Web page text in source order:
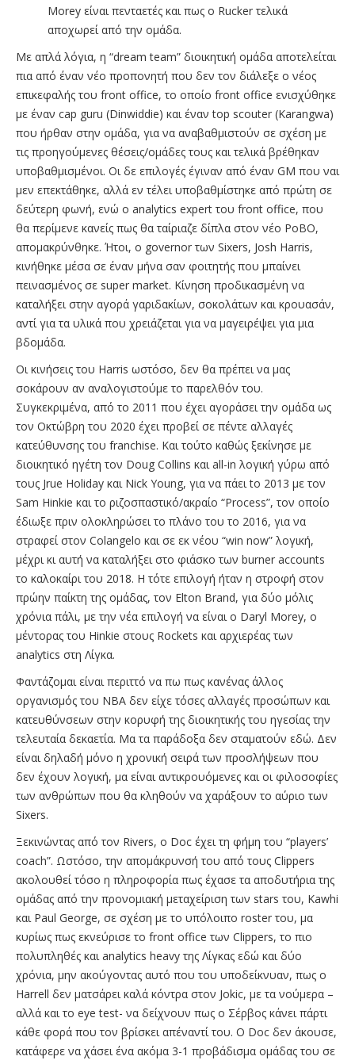
Morey είναι πενταετές και πως ο Rucker τελικά
αποχωρεί από την ομάδα.
Με απλά λόγια, η “dream team” διοικητική ομάδα αποτελείται
πια από έναν νέο προπονητή που δεν τον διάλεξε ο νέος
επικεφαλής του front office, το οποίο front office ενισχύθηκε
με έναν cap guru (Dinwiddie) και έναν top scouter (Karangwa)
που ήρθαν στην ομάδα, για να αναβαθμιστούν σε σχέση με
τις προηγούμενες θέσεις/ομάδες τους και τελικά βρέθηκαν
υποβαθμισμένοι. Οι δε επιλογές έγιναν από έναν GM που ναι
μεν επεκτάθηκε, αλλά εν τέλει υποβαθμίστηκε από πρώτη σε
δεύτερη φωνή, ενώ ο analytics expert του front office, που
θα περίμενε κανείς πως θα ταίριαζε δίπλα στον νέο PoBO,
απομακρύνθηκε. Ήτοι, ο governor των Sixers, Josh Harris,
κινήθηκε μέσα σε έναν μήνα σαν φοιτητής που μπαίνει
πεινασμένος σε super market. Κίνηση προδικασμένη να
καταλήξει στην αγορά γαριδακίων, σοκολάτων και κρουασάν,
αντί για τα υλικά που χρειάζεται για να μαγειρέψει για μια
βδομάδα.
Οι κινήσεις του Harris ωστόσο, δεν θα πρέπει να μας
σοκάρουν αν αναλογιστούμε το παρελθόν του.
Συγκεκριμένα, από το 2011 που έχει αγοράσει την ομάδα ως
τον Οκτώβρη του 2020 έχει προβεί σε πέντε αλλαγές
κατεύθυνσης του franchise. Και τούτο καθώς ξεκίνησε με
διοικητικό ηγέτη τον Doug Collins και all-in λογική γύρω από
τους Jrue Holiday και Nick Young, για να πάει to 2013 με τον
Sam Hinkie και το ριζοσπαστικό/ακραίο “Process”, τον οποίο
έδιωξε πριν ολοκληρώσει το πλάνο του το 2016, για να
στραφεί στον Colangelo και σε εκ νέου “win now” λογική,
μέχρι κι αυτή να καταλήξει στο φιάσκο των burner accounts
το καλοκαίρι του 2018. H τότε επιλογή ήταν η στροφή στον
πρώην παίκτη της ομάδας, τον Elton Brand, για δύο μόλις
χρόνια πάλι, με την νέα επιλογή να είναι ο Daryl Morey, ο
μέντορας του Hinkie στους Rockets και αρχιερέας των
analytics στη Λίγκα.
Φαντάζομαι είναι περιττό να πω πως κανένας άλλος
οργανισμός του ΝΒΑ δεν είχε τόσες αλλαγές προσώπων και
κατευθύνσεων στην κορυφή της διοικητικής του ηγεσίας την
τελευταία δεκαετία. Μα τα παράδοξα δεν σταματούν εδώ. Δεν
είναι δηλαδή μόνο η χρονική σειρά των προσλήψεων που
δεν έχουν λογική, μα είναι αντικρουόμενες και οι φιλοσοφίες
των ανθρώπων που θα κληθούν να χαράξουν το αύριο των
Sixers.
Ξεκινώντας από τον Rivers, ο Doc έχει τη φήμη του “players’
coach”. Ωστόσο, την απομάκρυνσή του από τους Clippers
ακολουθεί τόσο η πληροφορία πως έχασε τα αποδυτήρια της
ομάδας από την προνομιακή μεταχείριση των stars του, Kawhi
και Paul George, σε σχέση με το υπόλοιπο roster του, μα
κυρίως πως εκνεύρισε το front office των Clippers, το πιο
πολυπληθές και analytics heavy της Λίγκας εδώ και δύο
χρόνια, μην ακούγοντας αυτό που του υποδείκνυαν, πως ο
Harrell δεν ματσάρει καλά κόντρα στον Jokic, με τα νούμερα –
αλλά και το eye test- να δείχνουν πως ο Σέρβος κάνει πάρτι
κάθε φορά που τον βρίσκει απέναντί του. Ο Doc δεν άκουσε,
κατάφερε να χάσει ένα ακόμα 3-1 προβάδισμα ομάδας του σε